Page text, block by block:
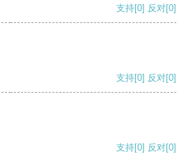
支持[0] 反对[0]
支持[0] 反对[0]
支持[0] 反对[0]